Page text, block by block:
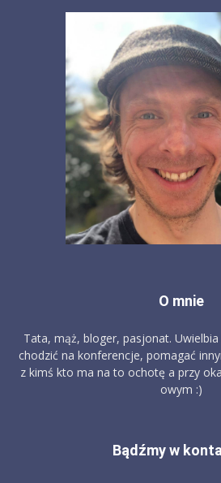
O mnie
Tata, mąż, bloger, pasjonat.
chodzić na konferencje, pomagać
z kimś kto ma na to ochotę a przy
owym :)
Bądźmy w